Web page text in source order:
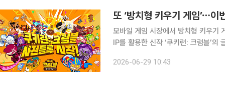
또 ‘방치형 키우기 게임’⋯이
모바일 게임 시장에서 방치형 키우기
IP를 활용한 신작 ‘쿠키런: 크럼블’의 글로벌 사전등록
적인 쿠키·펫 조합의 재미를 더했으며
2026-06-29 10:43